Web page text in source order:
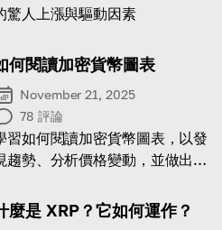
驚人上漲與驅動因素
何閱讀加密貨幣圖表
November 21, 2025
78 評論
習如何閱讀加密貨幣圖表，以發
趨勢、分析價格變動，並做出明
麼是 XRP？它如何運作？